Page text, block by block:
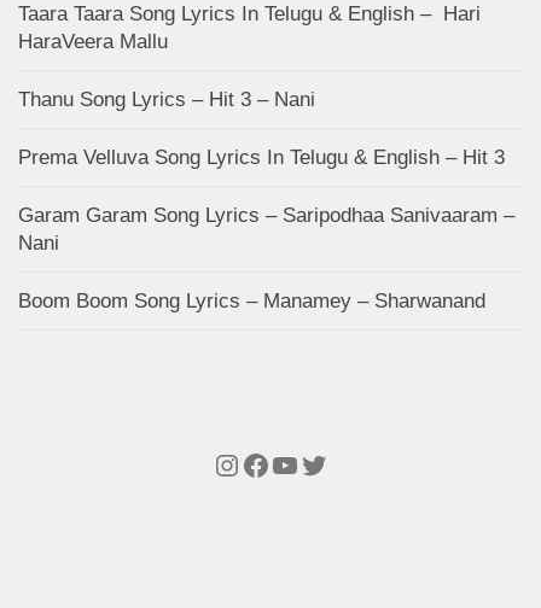
Taara Taara Song Lyrics In Telugu & English – Hari
HaraVeera Mallu
Thanu Song Lyrics – Hit 3 – Nani
Prema Velluva Song Lyrics In Telugu & English – Hit 3
Garam Garam Song Lyrics – Saripodhaa Sanivaaram –
Nani
Boom Boom Song Lyrics – Manamey – Sharwanand
Instagram
Facebook
YouTube
Twitter